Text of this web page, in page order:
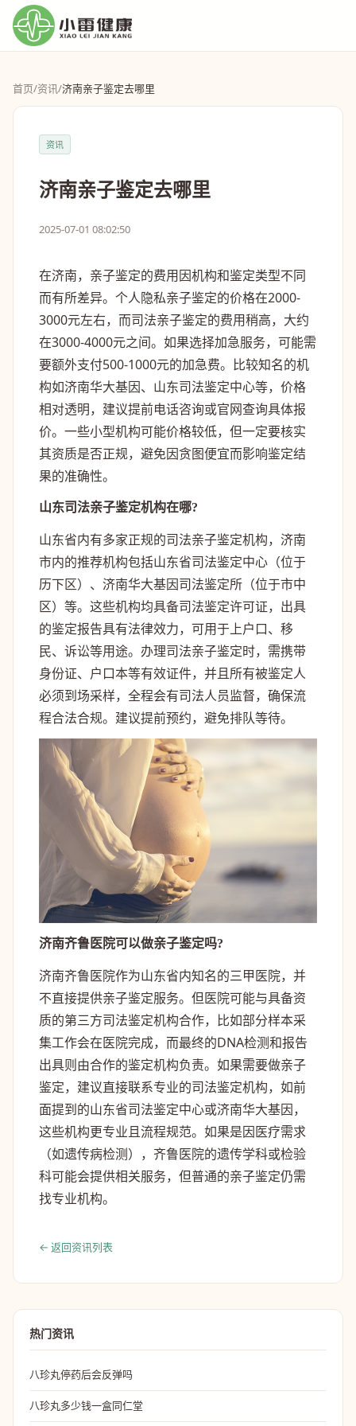
首页/资讯/济南亲子鉴定去哪里
资讯
济南亲子鉴定去哪里
2025-07-01 08:02:50
在济南，亲子鉴定的费用因机构和鉴定类型不同
而有所差异。个人隐私亲子鉴定的价格在2000-
3000元左右，而司法亲子鉴定的费用稍高，大约
在3000-4000元之间。如果选择加急服务，可能需
要额外支付500-1000元的加急费。比较知名的机
构如济南华大基因、山东司法鉴定中心等，价格
相对透明，建议提前电话咨询或官网查询具体报
价。一些小型机构可能价格较低，但一定要核实
其资质是否正规，避免因贪图便宜而影响鉴定结
果的准确性。
山东司法亲子鉴定机构在哪?
山东省内有多家正规的司法亲子鉴定机构，济南
市内的推荐机构包括山东省司法鉴定中心（位于
历下区）、济南华大基因司法鉴定所（位于市中
区）等。这些机构均具备司法鉴定许可证，出具
的鉴定报告具有法律效力，可用于上户口、移
民、诉讼等用途。办理司法亲子鉴定时，需携带
身份证、户口本等有效证件，并且所有被鉴定人
必须到场采样，全程会有司法人员监督，确保流
程合法合规。建议提前预约，避免排队等待。
济南齐鲁医院可以做亲子鉴定吗?
济南齐鲁医院作为山东省内知名的三甲医院，并
不直接提供亲子鉴定服务。但医院可能与具备资
质的第三方司法鉴定机构合作，比如部分样本采
集工作会在医院完成，而最终的DNA检测和报告
出具则由合作的鉴定机构负责。如果需要做亲子
鉴定，建议直接联系专业的司法鉴定机构，如前
面提到的山东省司法鉴定中心或济南华大基因，
这些机构更专业且流程规范。如果是因医疗需求
（如遗传病检测），齐鲁医院的遗传学科或检验
科可能会提供相关服务，但普通的亲子鉴定仍需
找专业机构。
← 返回资讯列表
热门资讯
八珍丸停药后会反弹吗
八珍丸多少钱一盒同仁堂